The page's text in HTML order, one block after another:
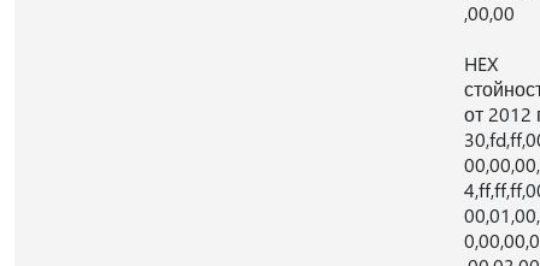
,00,00
HEX
от 2012